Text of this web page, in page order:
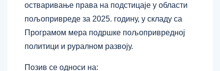
остваривање права на подстицаје у области
пољопривреде за 2025. годину, у складу са
Програмом мера подршке пољопривредној
политици и руралном развоју.
Позив се односи на: